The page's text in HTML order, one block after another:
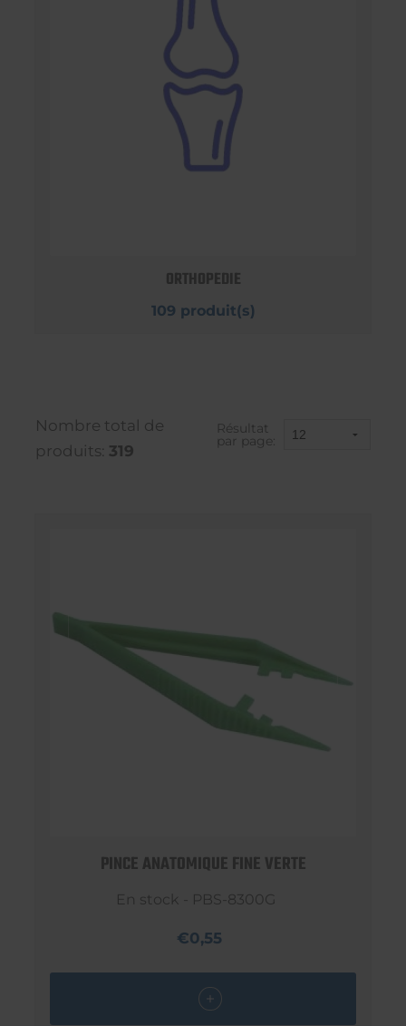
ORTHOPEDIE
109 produit(s)
Nombre total de
produits: 319
Résultat
par page:
PINCE ANATOMIQUE FINE VERTE
En stock - PBS-8300G
€0,55